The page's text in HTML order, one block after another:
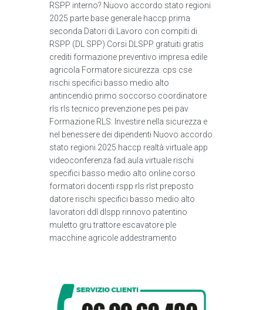
RSPP interno? Nuovo accordo stato regioni
2025 parte base generale haccp prima
seconda Datori di Lavoro con compiti di
RSPP (DL SPP) Corsi DLSPP gratuiti gratis
crediti formazione preventivo impresa edile
agricola Formatore sicurezza: cps cse
rischi specifici basso medio alto
antincendio primo soccorso coordinatore
rls rls tecnico prevenzione pes pei pav
Formazione RLS: Investire nella sicurezza e
nel benessere dei dipendenti Nuovo accordo
stato regioni 2025 haccp realtà virtuale app
videoconferenza fad aula virtuale rischi
specifici basso medio alto online corso
formatori docenti rspp rls rlst preposto
datore rischi specifici basso medio alto
lavoratori ddl dlspp rinnovo patentino
muletto gru trattore escavatore ple
macchine agricole addestramento